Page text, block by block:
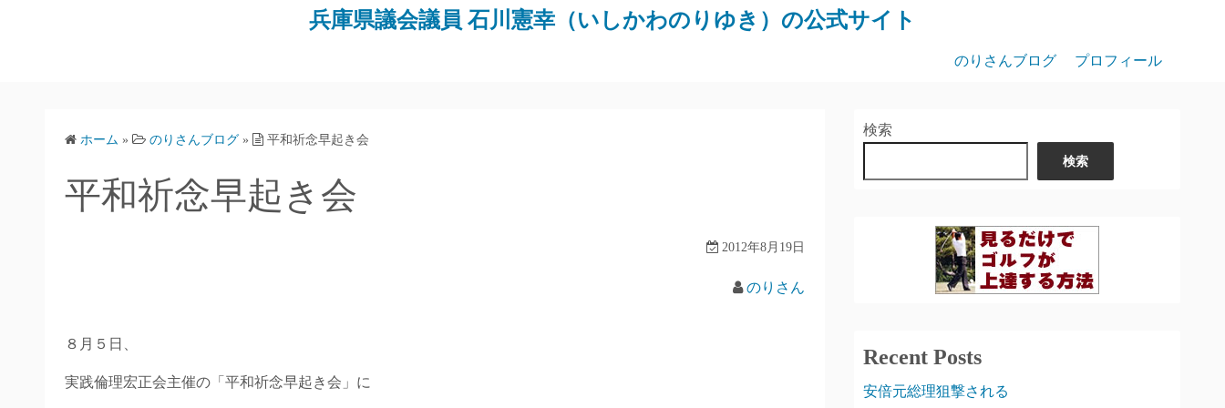
兵庫県議会議員 石川憲幸（いしかわのりゆき）の公式サイト
のりさんブログ プロフィール
ホーム » のりさんブログ » 平和祈念早起き会
平和祈念早起き会
2012年8月19日
のりさん
８月５日、
実践倫理宏正会主催の「平和祈念早起き会」に
検索
検索
Recent Posts
安倍元総理狙撃される